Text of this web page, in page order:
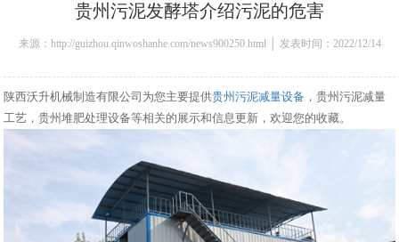
贵州污泥发酵塔介绍污泥的危害
来源：http://guizhou.qinwoshanhe.com/news900250.html │ 发表时间：2022/12/14
陕西沃升机械制造有限公司为您主要提供贵州污泥减量设备 ，贵州污泥减量
工艺，贵州堆肥处理设备等相关的展示和信息更新，欢迎您的收藏。